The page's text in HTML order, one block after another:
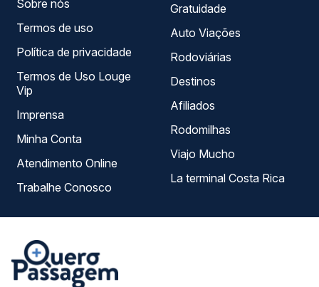
Sobre nós
Termos de uso
Política de privacidade
Termos de Uso Louge
Vip
Imprensa
Minha Conta
Atendimento Online
Trabalhe Conosco
Gratuidade
Auto Viações
Rodoviárias
Destinos
Afiliados
Rodomilhas
Viajo Mucho
La terminal Costa Rica